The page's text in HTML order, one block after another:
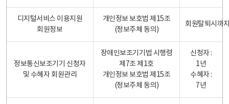
디지털서비스 이용지원
회원정보
개인정보 보호법 제15조
(정보주체 동의)
회원탈퇴시까
정보통신보조기기 신청자
및 수혜자 회원관리
장애인보조기기법 시행령
제7조 제1호
개인정보 보호법 제15조
(정보주체 동의)
신청자 :
1년
수혜자 :
7년